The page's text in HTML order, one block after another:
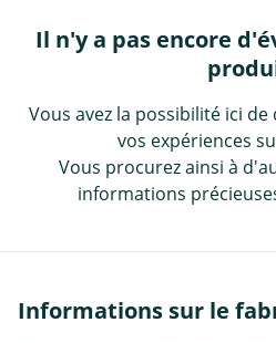
Il n'y a pas encore
Vous avez la possibilité ici
vos expériences
Vous procurez ainsi à
informations
Informations sur le